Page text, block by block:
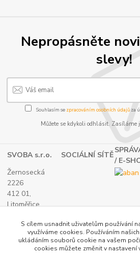
Nepropásněte
slevy!
Souhlasím se zpracováním osobních údajůza
Můžete se kdykoli odhlásit. Zasíláme
SVOBA s.r.o. SOCIÁLNÍ SÍTĚ
/ E-
Žernosecká
2226
412 01,
Litoměřice
(+420) 416 733
IČ: 27265382
S cílem usnadnit uživatelům používání
využíváme cookies. Používáním
ukládáním souborů cookie na vašem
cookies můžete změnit v nastavení